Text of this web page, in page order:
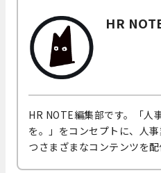
HR
HR NOTE編集部です。「人
を。」をコンセプトに、人
つさまざまなコンテンツを配